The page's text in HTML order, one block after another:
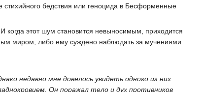
стихийного бедствия или геноцида в Бесформенные
когда этот шум становится невыносимым, приходится
миром, либо ему суждено наблюдать за мучениями
недавно мне довелось увидеть одного из них
Он поражал тело и дух противников